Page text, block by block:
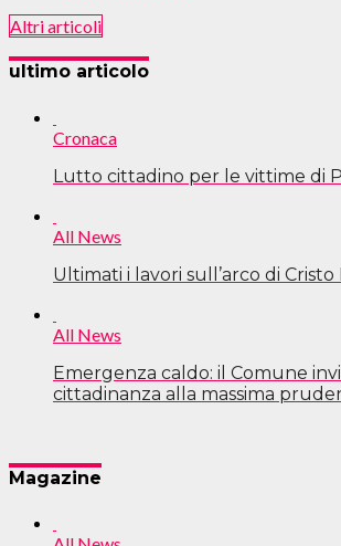
Altri articoli
ultimo articolo
Cronaca
Lutto cittadino per le vittime di
All News
Ultimati i lavori sull’arco di Cristo
All News
Emergenza caldo: il Comune
cittadinanza alla massima
Magazine